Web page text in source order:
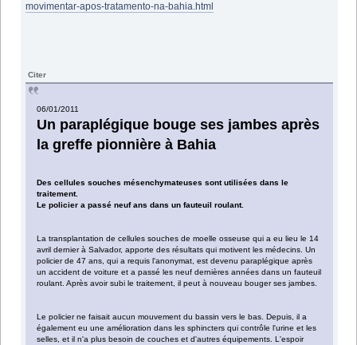
movimentar-apos-tratamento-na-bahia.html
Citer
06/01/2011
Un paraplégique bouge ses jambes après
la greffe pionnière à Bahia
Des cellules souches mésenchymateuses sont utilisées dans le
traitement.
Le policier a passé neuf ans dans un fauteuil roulant.
La transplantation de cellules souches de moelle osseuse qui a eu lieu le 14
avril dernier à Salvador, apporte des résultats qui motivent les médecins. Un
policier de 47 ans, qui a requis l'anonymat, est devenu paraplégique après
un accident de voiture et a passé les neuf dernières années dans un fauteuil
roulant. Après avoir subi le traitement, il peut à nouveau bouger ses jambes.
Le policier ne faisait aucun mouvement du bassin vers le bas. Depuis, il a
également eu une amélioration dans les sphincters qui contrôle l'urine et les
selles, et il n'a plus besoin de couches et d'autres équipements. L'espoir